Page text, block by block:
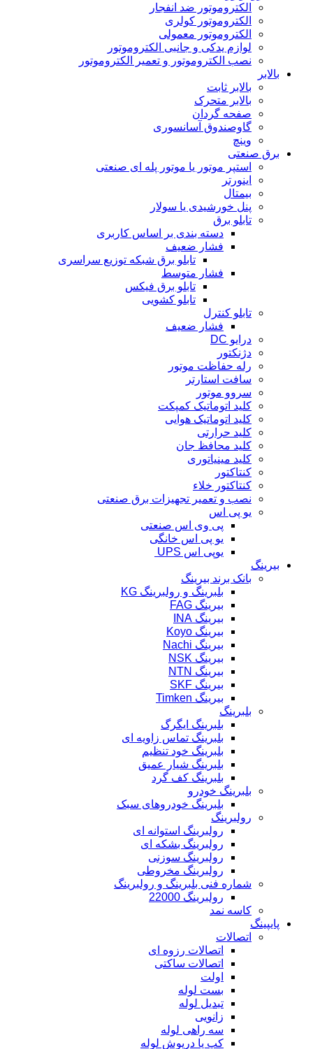
الکتروموتور ضد انفجار
الکتروموتور کولری
الکتروموتور معمولی
لوازم یدکی و جانبی الکتروموتور
نصب الکتروموتور و تعمیر الکتروموتور
بالابر
بالابر ثابت
بالابر متحرک
صفحه گردان
گاوصندوق آسانسوری
وینچ
برق صنعتی
استپر موتور یا موتور پله ای صنعتی
اینورتر
بیمتال
پنل خورشیدی یا سولار
تابلو برق
دسته بندی بر اساس کاربری
فشار ضعیف
تابلو برق شبکه توزیع سراسری
فشار متوسط
تابلو برق فیکس
تابلو کشویی
تابلو کنترل
فشار ضعیف
درایو DC
دژنکتور
رله حفاظت موتور
سافت استارتر
سروو موتور
کلید اتوماتیک کمپکت
کلید اتوماتیک هوایی
کلید حرارتی
کلید محافظ جان
کلید مینیاتوری
کنتاکتور
کنتاکتور خلاء
نصب و تعمیر تجهیزات برق صنعتی
یو پی اس
پی وی اس صنعتی
یو پی اس خانگی
یوپی اس UPS
بیرینگ
بانک برند بیرینگ
بلبرینگ و رولبرینگ KG
بیرینگ FAG
بیرینگ INA
بیرینگ Koyo
بیرینگ Nachi
بیرینگ NSK
بیرینگ NTN
بیرینگ SKF
بیرینگ Timken
بلبرینگ
بلبرینگ ایگرگ
بلبرینگ تماس زاویه ای
بلبرینگ خود تنظیم
بلبرینگ شیار عمیق
بلبرینگ کف گرد
بلبرینگ خودرو
بلبرینگ خودروهای سبک
رولبرینگ
رولبرینگ استوانه ای
رولبرینگ بشکه ای
رولبرینگ سوزنی
رولبرینگ مخروطی
شماره فنی بلبرینگ و رولبرینگ
رولبرینگ 22000
کاسه نمد
پایپینگ
اتصالات
اتصالات رزوه ای
اتصالات ساکتی
اولت
بست لوله
تبدیل لوله
زانویی
سه راهی لوله
کپ یا درپوش لوله